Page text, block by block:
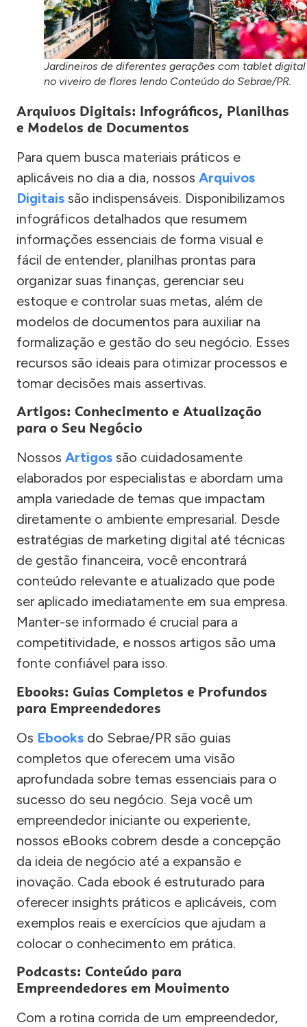
Jardineiros de diferentes gerações com tablet digital
no viveiro de flores lendo Conteúdo do Sebrae/PR.
Arquivos Digitais: Infográficos, Planilhas
e Modelos de Documentos
Para quem busca materiais práticos e
aplicáveis no dia a dia, nossos Arquivos
Digitais são indispensáveis. Disponibilizamos
infográficos detalhados que resumem
informações essenciais de forma visual e
fácil de entender, planilhas prontas para
organizar suas finanças, gerenciar seu
estoque e controlar suas metas, além de
modelos de documentos para auxiliar na
formalização e gestão do seu negócio. Esses
recursos são ideais para otimizar processos e
tomar decisões mais assertivas.
Artigos: Conhecimento e Atualização
para o Seu Negócio
Nossos Artigos são cuidadosamente
elaborados por especialistas e abordam uma
ampla variedade de temas que impactam
diretamente o ambiente empresarial. Desde
estratégias de marketing digital até técnicas
de gestão financeira, você encontrará
conteúdo relevante e atualizado que pode
ser aplicado imediatamente em sua empresa.
Manter-se informado é crucial para a
competitividade, e nossos artigos são uma
fonte confiável para isso.
Ebooks: Guias Completos e Profundos
para Empreendedores
Os Ebooks do Sebrae/PR são guias
completos que oferecem uma visão
aprofundada sobre temas essenciais para o
sucesso do seu negócio. Seja você um
empreendedor iniciante ou experiente,
nossos eBooks cobrem desde a concepção
da ideia de negócio até a expansão e
inovação. Cada ebook é estruturado para
oferecer insights práticos e aplicáveis, com
exemplos reais e exercícios que ajudam a
colocar o conhecimento em prática.
Podcasts: Conteúdo para
Empreendedores em Movimento
Com a rotina corrida de um empreendedor,